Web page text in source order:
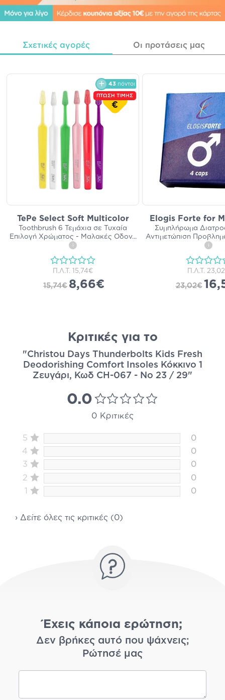
Σχετικές αγορές Οι προτάσεις μας
43 πόντοι
ΠΤΩΣΗ ΤΙΜΗΣ
€
TePe Select Soft Multicolor
Toothbrush 6 Τεμάχια σε Τυχαία
Επιλογή Χρώματος - Μαλακές Οδον...
i
Π.Λ.Τ. 15,74€
15,74€ 8,66€
Elogis Forte for
Συμπλήρωμα
Αντιμετώπιση
i
Π.Λ.Τ.
23,02€
Κριτικές για το
"Christou Days Thunderbolts Kids Fresh
Deodorishing Comfort Insoles Κόκκινο 1
Ζευγάρι, Κωδ CH-067 - No 23 / 29"
0.0
0 Κριτικές
5
0
4
0
3
0
2
0
1
0
› Δείτε όλες τις κριτικές (0)
Έχεις κάποια ερώτηση;
Δεν βρήκες αυτό που ψάχνεις;
Ρώτησέ μας